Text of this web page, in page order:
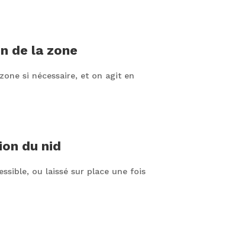
de la zone
si nécessaire, et on agit en
du nid
ou laissé sur place une fois